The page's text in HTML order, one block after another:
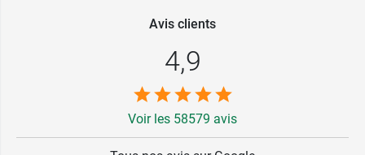
Avis clients
4,9
Voir les 58579 avis